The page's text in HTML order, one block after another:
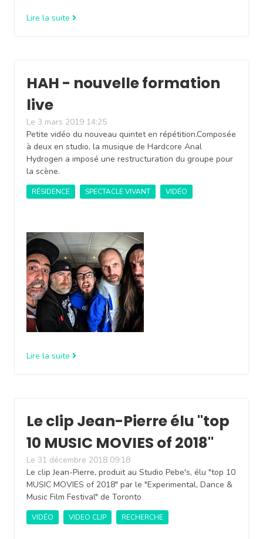
Lire la suite
HAH - nouvelle formation
live
Le 3 mars 2019 14:25
Petite vidéo du nouveau quintet en répétition.Composée
à deux en studio, la musique de Hardcore Anal
Hydrogen a imposé une restructuration du groupe pour
la scène.
RÉSIDENCE SPECTACLE VIVANT VIDÉO
Lire la suite
Le clip Jean-Pierre élu "top
10 MUSIC MOVIES of 2018"
Le 31 décembre 2018 09:18
Le clip Jean-Pierre, produit au Studio Pebe's, élu "top 10
MUSIC MOVIES of 2018" par le "Experimental, Dance &
Music Film Festival" de Toronto
VIDÉO VIDEO CLIP RECHERCHE